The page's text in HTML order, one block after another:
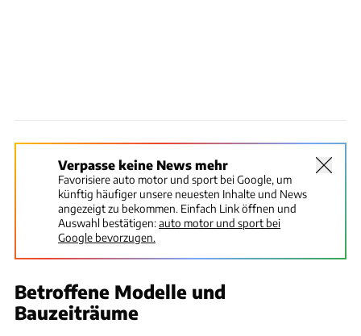
Verpasse keine News mehr
Favorisiere auto motor und sport bei Google, um
künftig häufiger unsere neuesten Inhalte und News
angezeigt zu bekommen. Einfach Link öffnen und
Auswahl bestätigen:auto motor und sport bei
Google bevorzugen.
Betroffene Modelle und
Bauzeiträume